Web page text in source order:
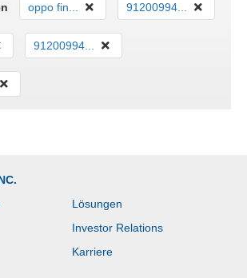
oppo fin... 91200994...
91200994...
Lösungen
Investor Relations
Karriere